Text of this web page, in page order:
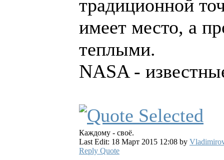
традиционной
имеет место, а
теплыми.
NASA -
Каждому - своё.
Last Edit: 18 Март 2015 12:08 by
Reply Quote